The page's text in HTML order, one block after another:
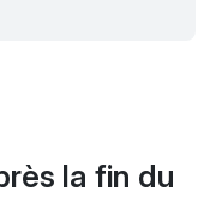
la fin du